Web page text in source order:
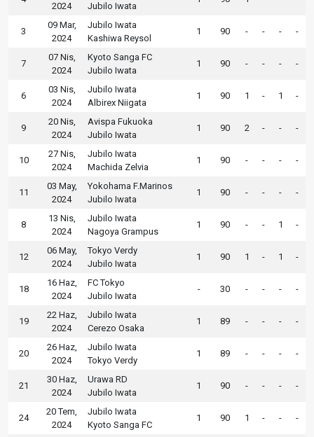
2024 Jubilo Iwata
3
09 Mar,
2024
Jubilo Iwata
Kashiwa Reysol
1 90 - - - -
7
07 Nis,
2024
Kyoto Sanga FC
Jubilo Iwata
1 90 - - - -
6
03 Nis,
2024
Jubilo Iwata
Albirex Niigata
1 90 1 - 1 -
9
20 Nis,
2024
Avispa Fukuoka
Jubilo Iwata
1 90 2 - - -
10
27 Nis,
2024
Jubilo Iwata
Machida Zelvia
1 90 - - - -
11
03 May,
2024
Yokohama F.Marinos
Jubilo Iwata
1 90 - - - -
8
13 Nis,
2024
Jubilo Iwata
Nagoya Grampus
1 90 - - 1 -
12
06 May,
2024
Tokyo Verdy
Jubilo Iwata
1 90 1 - 1 -
18
16 Haz,
2024
FC Tokyo
Jubilo Iwata
- 30 - - - -
19
22 Haz,
2024
Jubilo Iwata
Cerezo Osaka
1 89 - - - -
20
26 Haz,
2024
Jubilo Iwata
Tokyo Verdy
1 89 - - - -
21
30 Haz,
2024
Urawa RD
Jubilo Iwata
1 90 - - - -
24
20 Tem,
2024
Jubilo Iwata
Kyoto Sanga FC
1 90 1 - - -